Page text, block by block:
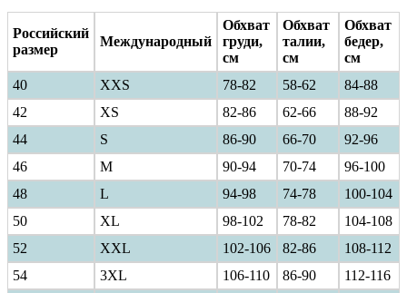
Российский
размер
Международный
Обхват
груди,
см
Обхват
талии,
см
Обхват
бедер,
см
40
ХXS 78-82 58-62
84-88
42
XS 82-86 62-66
88-92
44
S 86-90 66-70
92-96
46
M 90-94 70-74
96-100
48
L 94-98 74-78
100-104
50
XL 98-102 78-82
104-108
52
XXL 102-106 82-86
108-112
54
3XL 106-110 86-90
112-116